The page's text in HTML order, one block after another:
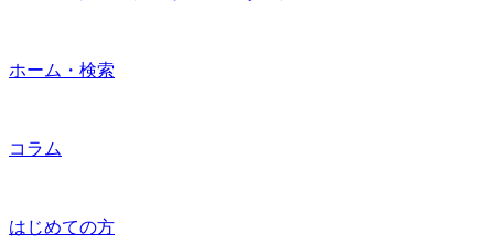
ホーム・検索
コラム
はじめての方